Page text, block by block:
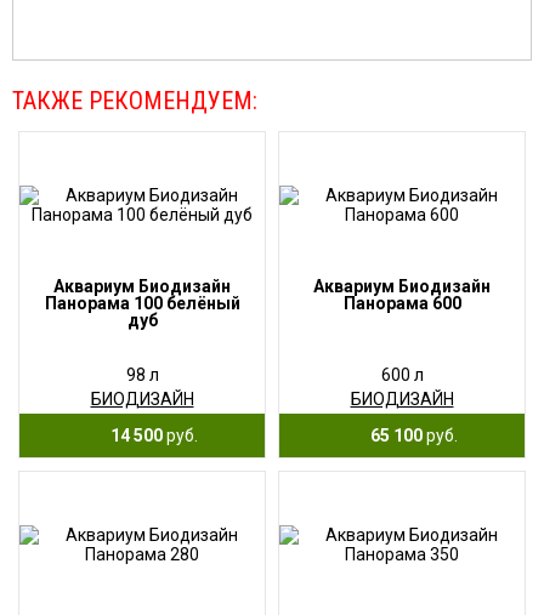
ТАКЖЕ РЕКОМЕНДУЕМ:
Аквариум Биодизайн
Панорама 100 белёный
дуб
98 л
БИОДИЗАЙН
14 500руб.
Аквариум Биодизайн
Панорама 600
600 л
БИОДИЗАЙН
65 100руб.